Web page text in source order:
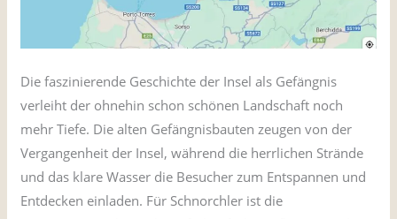
Die faszinierende Geschichte der Insel als Gefängnis
verleiht der ohnehin schon schönen Landschaft noch
mehr Tiefe. Die alten Gefängnisbauten zeugen von der
Vergangenheit der Insel, während die herrlichen Strände
und das klare Wasser die Besucher zum Entspannen und
Entdecken einladen. Für Schnorchler ist die